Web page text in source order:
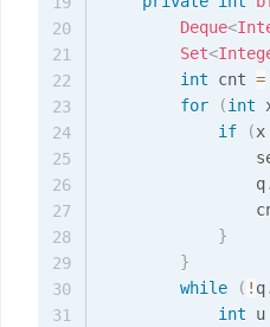
Deque<
Set<
int cnt =
for
(int
if
(x
                q
.
}
}
while
( ! q.
int u
20
21
22
23
24
25
26
27
28
29
30
31